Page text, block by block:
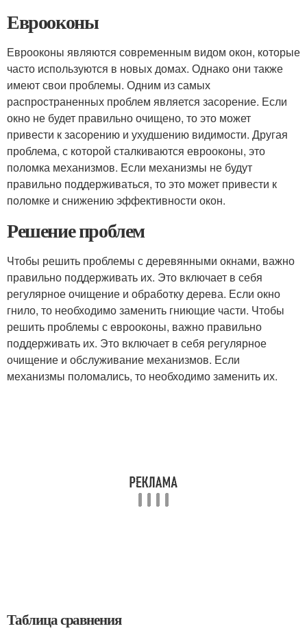
Еврооконы
Еврооконы являются современным видом окон, которые
часто используются в новых домах. Однако они также
имеют свои проблемы. Одним из самых
распространенных проблем является засорение. Если
окно не будет правильно очищено, то это может
привести к засорению и ухудшению видимости. Другая
проблема, с которой сталкиваются еврооконы, это
поломка механизмов. Если механизмы не будут
правильно поддерживаться, то это может привести к
поломке и снижению эффективности окон.
Решение проблем
Чтобы решить проблемы с деревянными окнами, важно
правильно поддерживать их. Это включает в себя
регулярное очищение и обработку дерева. Если окно
гнило, то необходимо заменить гниющие части. Чтобы
решить проблемы с еврооконы, важно правильно
поддерживать их. Это включает в себя регулярное
очищение и обслуживание механизмов. Если
механизмы поломались, то необходимо заменить их.
Таблица сравнения